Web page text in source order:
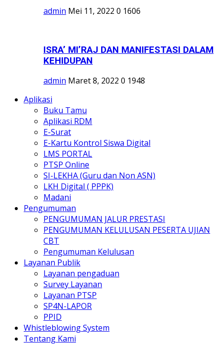
admin Mei 11, 2022 0 1606
ISRA’ MI’RAJ DAN MANIFESTASI DALAM
KEHIDUPAN
admin Maret 8, 2022 0 1948
Aplikasi
Buku Tamu
Aplikasi RDM
E-Surat
E-Kartu Kontrol Siswa Digital
LMS PORTAL
PTSP Online
SI-LEKHA (Guru dan Non ASN)
LKH Digital ( PPPK)
Madani
Pengumuman
PENGUMUMAN JALUR PRESTASI
PENGUMUMAN KELULUSAN PESERTA UJIAN
CBT
Pengumuman Kelulusan
Layanan Publik
Layanan pengaduan
Survey Layanan
Layanan PTSP
SP4N-LAPOR
PPID
Whistleblowing System
Tentang Kami